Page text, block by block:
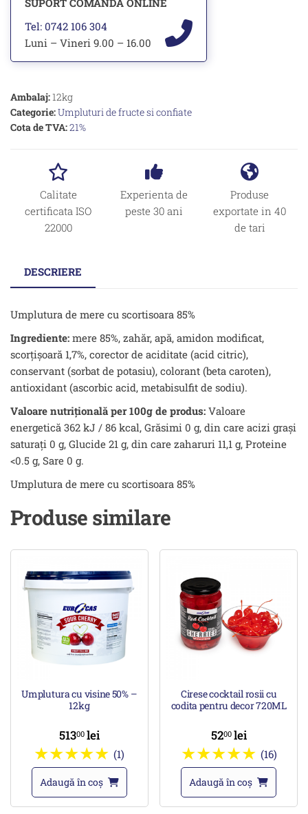
SUPORT COMANDA ONLINE
Tel: 0742 106 304
Luni – Vineri 9.00 – 16.00
Ambalaj:12kg
Categorie:Umpluturi de fructe si confiate
Cota de TVA:21%
Calitate
certificata ISO
22000
Experienta de
peste 30 ani
Produse
exportate in 40
de tari
DESCRIERE
Umplutura de mere cu scortisoara 85%
Ingrediente: mere 85%, zahăr, apă, amidon modificat,
scorțișoară 1,7%, corector de aciditate (acid citric),
conservant (sorbat de potasiu), colorant (beta caroten),
antioxidant (ascorbic acid, metabisulfit de sodiu).
Valoare nutrițională per 100g de produs: Valoare
energetică 362 kJ / 86 kcal, Grăsimi 0 g, din care acizi grași
saturați 0 g, Glucide 21 g, din care zaharuri 11,1 g, Proteine
<0.5 g, Sare 0 g.
Umplutura de mere cu scortisoara 85%
Produse similare
Umplutura cu visine 50% –
12kg
51300 lei
(1)
Adaugă în coș
Cirese cocktail rosii cu
codita pentru decor 720ML
5200 lei
(16)
Adaugă în coș